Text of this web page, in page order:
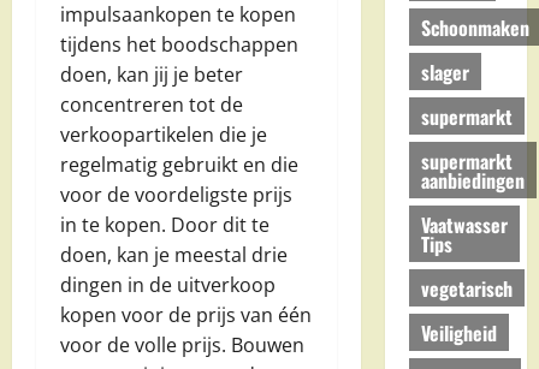
impulsaankopen te kopen
tijdens het boodschappen
doen, kan jij je beter
concentreren tot de
verkoopartikelen die je
regelmatig gebruikt en die
voor de voordeligste prijs
in te kopen. Door dit te
doen, kan je meestal drie
dingen in de uitverkoop
kopen voor de prijs van één
voor de volle prijs. Bouwen
Schoonmaken
slager
supermarkt
supermarkt
aanbiedingen
Vaatwasser
Tips
vegetarisch
Veiligheid